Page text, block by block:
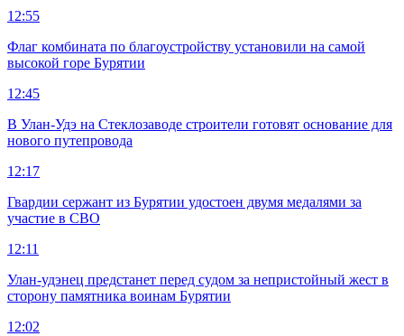
12:55
Флаг комбината по благоустройству установили на самой
высокой горе Бурятии
12:45
В Улан-Удэ на Стеклозаводе строители готовят основание для
нового путепровода
12:17
Гвардии сержант из Бурятии удостоен двумя медалями за
участие в СВО
12:11
Улан-удэнец предстанет перед судом за непристойный жест в
сторону памятника воинам Бурятии
12:02